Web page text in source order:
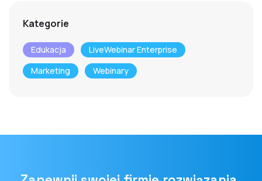
Kategorie
Edukacja
LiveWebinar Enterprise
Marketing
Webinary